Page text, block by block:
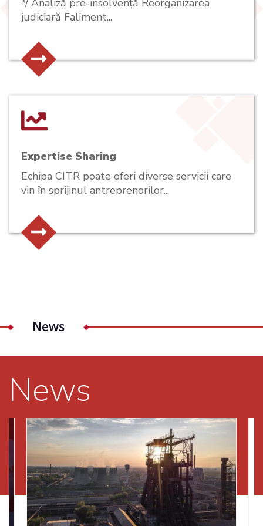
judiciară Faliment...
Expertise Sharing
Echipa CITR poate oferi diverse servicii care
vin în sprijinul antreprenorilor...
News
News